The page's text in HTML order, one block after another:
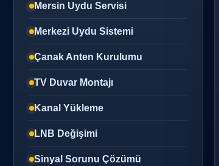
Mersin Uydu Servisi
Merkezi Uydu Sistemi
Çanak Anten Kurulumu
TV Duvar Montajı
Kanal Yükleme
LNB Değişimi
Sinyal Sorunu Çözümü